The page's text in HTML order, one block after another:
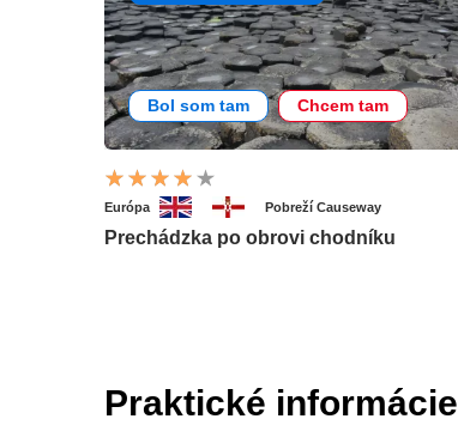
Bol som tam Chcem tam
Európa Pobreží Causeway
Prechádzka po obrovi chodníku
Praktické informácie